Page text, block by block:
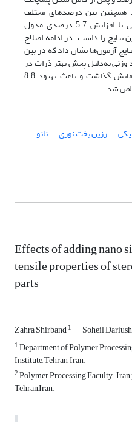
همچنین بین درصدهای مختلف
نانوذره، نمونه حاوی 3 درصد وزنی با افزایش 5.7 درصدی مدول
را داشت. در ادامه اصلاح
آزمون‌ها نشان داد که در بین
مجددا 3 درصد وزنی به‌دلیل پخش بهتر ذرات در
ماتریس نتایج بالاتری از خود به نمایش گذاشت و باعث بهبود 8.8
شد.
رزین پخت ‌نوری نانو
Effects of adding nano
tensile properties of
parts
Zahra Shirband1 Soheil
1Department of Polymer
Institute, Tehran, Iran.
2Polymer Processing Faculty.
Tehran,Iran.